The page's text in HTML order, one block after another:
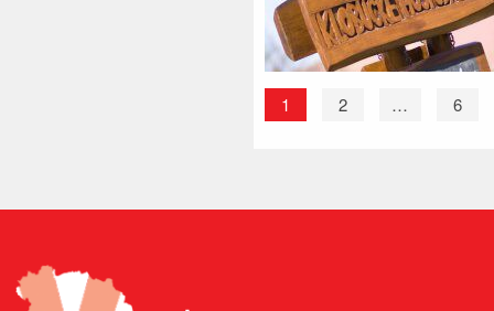
1 2 … 6